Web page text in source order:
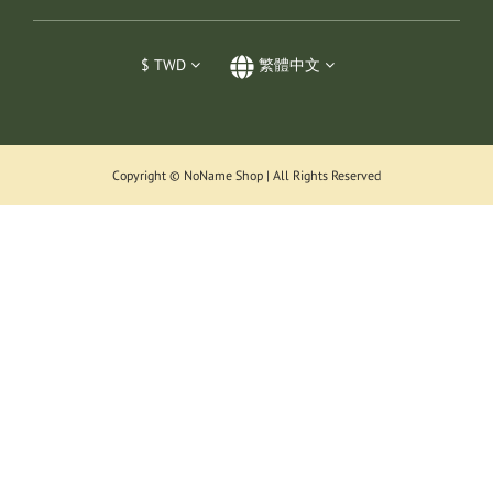
$ TWD 繁體中文
Copyright © NoName Shop | All Rights Reserved